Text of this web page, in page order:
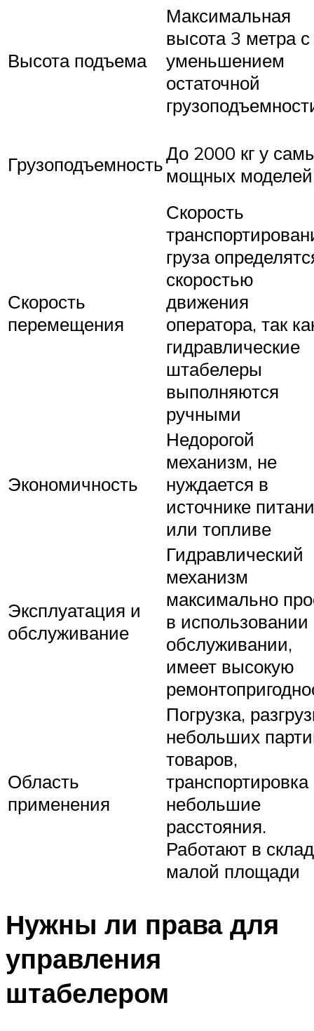
Высота подъема
Максимальная
высота 3 метра с
уменьшением
остаточной
ГрузоподъемностьДо 2000 кг у
мощных моделей
Скорость
перемещения
Скорость
груза
скоростью
движения
оператора, так
гидравлические
штабелеры
выполняются
ручными
Экономичность
Недорогой
механизм, не
нуждается в
источнике
или топливе
Эксплуатация и
обслуживание
Гидравлический
механизм
максимально
в использовании
обслуживании,
имеет высокую
Область
применения
Погрузка,
небольших
товаров,
транспортировка
небольшие
расстояния.
Работают в
малой площади
Нужны ли права для
управления
штабелером